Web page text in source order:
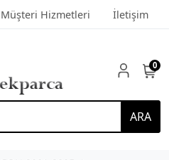
Müşteri Hizmetleri İletişim
ARA
0